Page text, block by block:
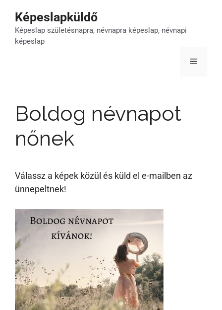
tartalomba
Képeslapküldő
Képeslap születésnapra, névnapra képeslap, névnapi
képeslap
Menü
Boldog névnapot
nőnek
Válassz a képek közül és küld el e-mailben az
ünnepeltnek!